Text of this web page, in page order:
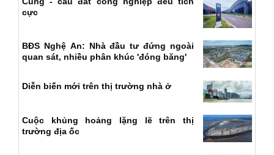
cực
BĐS Nghệ An: Nhà đầu tư đứng ngoài
quan sát, nhiều phân khúc 'đóng băng'
Diễn biến mới trên thị trường nhà ở
Cuộc khủng hoảng lặng lẽ trên thị
trường địa ốc